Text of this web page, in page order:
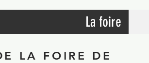
La foire
LA FOIRE DE